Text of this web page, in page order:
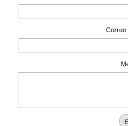
Correo